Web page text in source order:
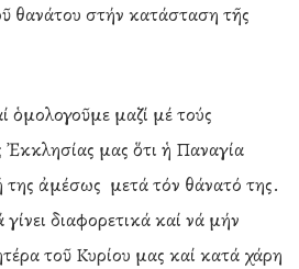
θανάτου στήν κατάσταση τῆς
ὁμολογοῦμε μαζί μέ τούς
μας ὅτι ἡ Παναγία
ἀμέσως μετά τόν θάνατό της.
διαφορετικά καί νά μήν
τοῦ Κυρίου μας καί κατά χάρη